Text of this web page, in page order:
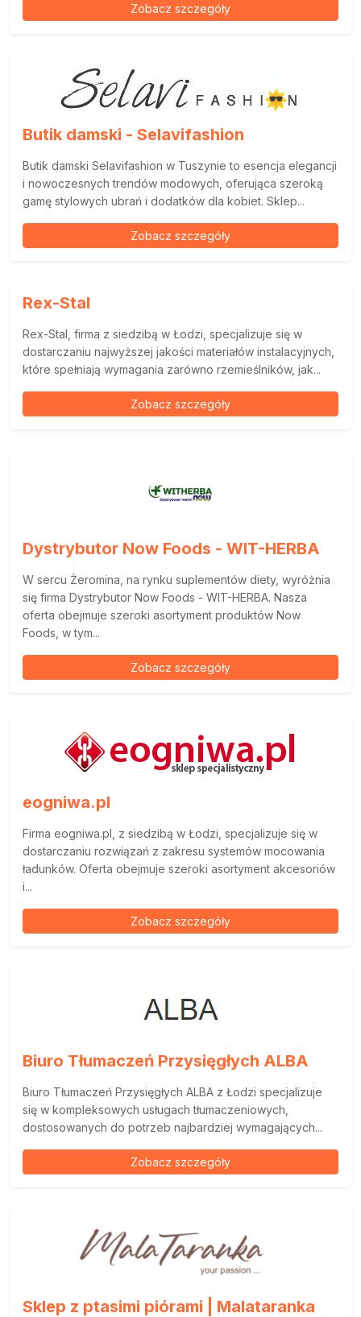
Zobacz szczegóły
Butik damski - Selavifashion
Butik damski Selavifashion w Tuszynie to esencja elegancji
i nowoczesnych trendów modowych, oferująca szeroką
gamę stylowych ubrań i dodatków dla kobiet. Sklep...
Zobacz szczegóły
Rex-Stal
Rex-Stal, firma z siedzibą w Łodzi, specjalizuje się w
dostarczaniu najwyższej jakości materiałów instalacyjnych,
które spełniają wymagania zarówno rzemieślników, jak...
Zobacz szczegóły
Dystrybutor Now Foods - WIT-HERBA
W sercu Żeromina, na rynku suplementów diety, wyróżnia
się firma Dystrybutor Now Foods - WIT-HERBA. Nasza
oferta obejmuje szeroki asortyment produktów Now
Foods, w tym...
Zobacz szczegóły
eogniwa.pl
Firma eogniwa.pl, z siedzibą w Łodzi, specjalizuje się w
dostarczaniu rozwiązań z zakresu systemów mocowania
ładunków. Oferta obejmuje szeroki asortyment akcesoriów
i...
Zobacz szczegóły
Biuro Tłumaczeń Przysięgłych ALBA
Biuro Tłumaczeń Przysięgłych ALBA z Łodzi specjalizuje
się w kompleksowych usługach tłumaczeniowych,
dostosowanych do potrzeb najbardziej wymagających...
Zobacz szczegóły
Sklep z ptasimi piórami | Malataranka